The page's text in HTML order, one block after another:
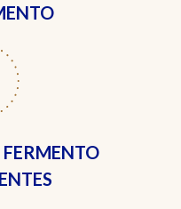
FERMENTO